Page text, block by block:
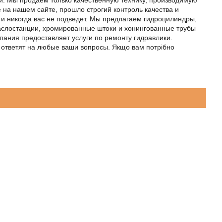
нашем сайте, прошло строгий контроль качества и
никогда вас не подведет. Мы предлагаем гидроцилиндры,
хромированные штоки и хонингованные трубы
предоставляет услуги по ремонту гидравлики.
ответят на любые ваши вопросы. Якщо вам потрібно